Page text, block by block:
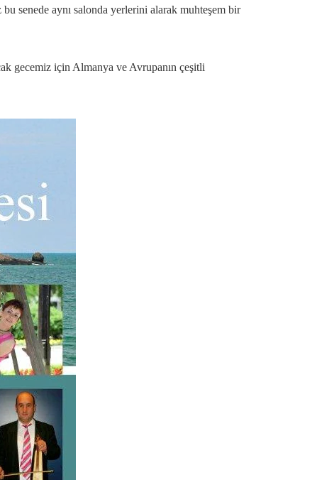
senede aynı salonda yerlerini alarak muhteşem bir
gecemiz için Almanya ve Avrupanın çeşitli